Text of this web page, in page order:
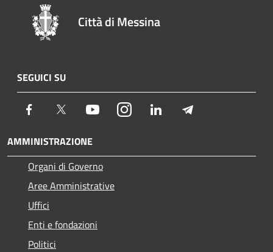
Città di Messina
SEGUICI SU
Facebook Twitter YoutubeInstagram LinkedIn
AMMINISTRAZIONE
Organi di Governo
Aree Amministrative
Uffici
Enti e fondazioni
Politici